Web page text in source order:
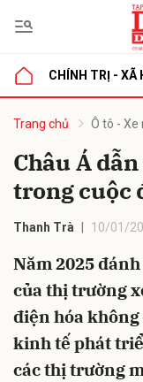
CHÍNH TRỊ - XÃ
Trang chủ Ô tô - Xe
Châu Á
trong cuộc
Thanh Trà 10/01/
Năm 2025
của thị trường
điện hóa
kinh tế phát
các thị trường
luận